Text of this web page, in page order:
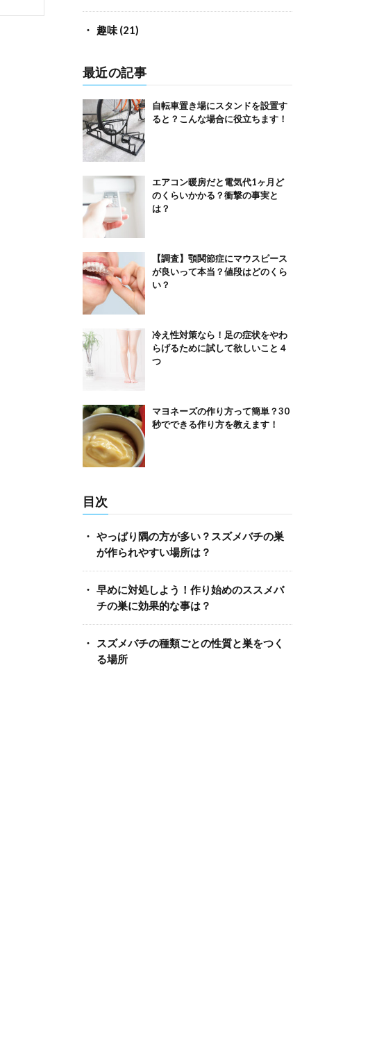
趣味(21)
最近の記事
自転車置き場にスタンドを設置す
ると？こんな場合に役立ちます！
エアコン暖房だと電気代1ヶ月ど
のくらいかかる？衝撃の事実と
は？
【調査】顎関節症にマウスピース
が良いって本当？値段はどのくら
い？
冷え性対策なら！足の症状をやわ
らげるために試して欲しいこと４
つ
マヨネーズの作り方って簡単？30
秒でできる作り方を教えます！
目次
やっぱり隅の方が多い？スズメバチの巣
が作られやすい場所は？
早めに対処しよう！作り始めのススメバ
チの巣に効果的な事は？
スズメバチの種類ごとの性質と巣をつく
る場所